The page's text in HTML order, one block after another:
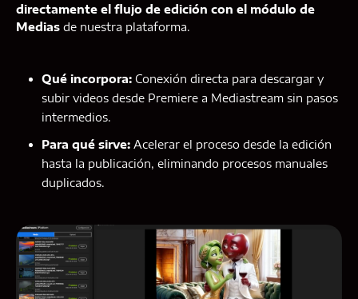
directamente el flujo de edición con el módulo de
Medias de nuestra plataforma.
Qué incorpora: Conexión directa para descargar y
subir videos desde Premiere a Mediastream sin pasos
intermedios.
Para qué sirve: Acelerar el proceso desde la edición
hasta la publicación, eliminando procesos manuales
duplicados.